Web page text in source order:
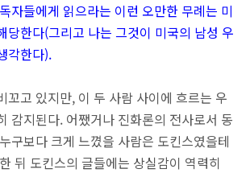
자들에게 읽으라는 이런 오만한 무례는 미
당한다(그리고 나는 그것이 미국의 남성 우
각한다).
꼬고 있지만, 이 두 사람 사이에 흐르는 우
감지된다. 어쨌거나 진화론의 전사로서 동
구보다 크게 느꼈을 사람은 도킨스였을테
뒤 도킨스의 글들에는 상실감이 역력히